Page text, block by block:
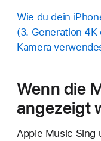
Wie du dein
(3. Generation
Kamera
Wenn die
angezeigt
Apple Music